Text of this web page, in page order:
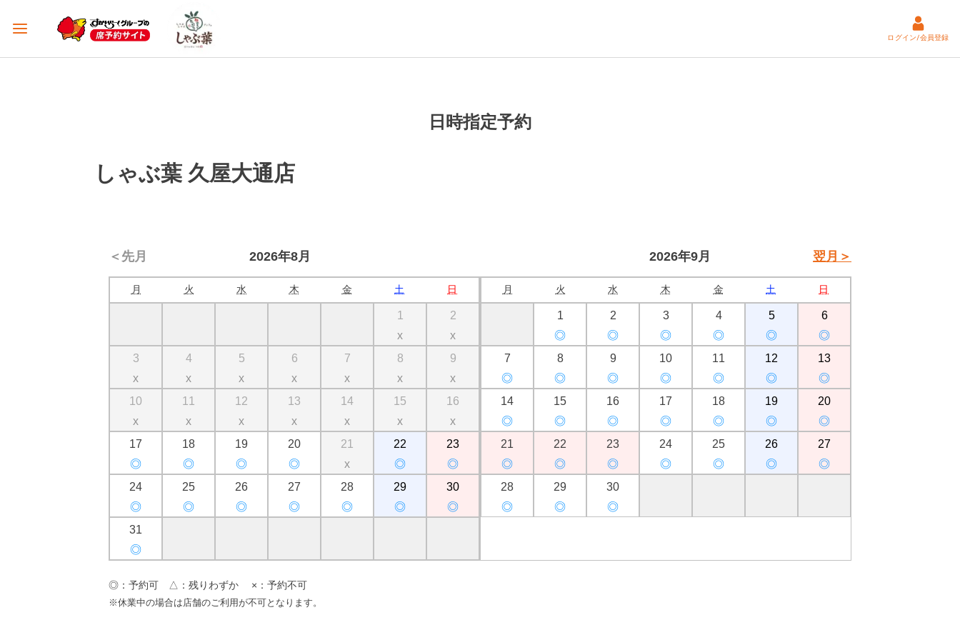
ログイン/会員登録
日時指定予約
しゃぶ葉 久屋大通店
＜先月 2026年8月 2026年9月 翌月＞
月 火 水 木 金 土 日
1
x
2
x
3
x
4
x
5
x
6
x
7
x
8
x
9
x
10
x
11
x
12
x
13
x
14
x
15
x
16
x
17
◎
18
◎
19
◎
20
◎
21
x
22
◎
23
◎
24
◎
25
◎
26
◎
27
◎
28
◎
29
◎
30
◎
31
◎
月 火 水 木 金 土 日
1
◎
2
◎
3
◎
4
◎
5
◎
6
◎
7
◎
8
◎
9
◎
10
◎
11
◎
12
◎
13
◎
14
◎
15
◎
16
◎
17
◎
18
◎
19
◎
20
◎
21
◎
22
◎
23
◎
24
◎
25
◎
26
◎
27
◎
28
◎
29
◎
30
◎
◎：予約可 △：残りわずか ×：予約不可
※休業中の場合は店舗のご利用が不可となります。